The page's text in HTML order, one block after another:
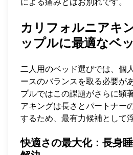
カリフォルニアキ
ップルに最適なベ
二人用のベッド選びでは、個
ースのバランスを取る必要が
プルではこの課題がさらに顕
アキングは長さとパートナー
するため、最有力候補として
快適さの最大化：長身